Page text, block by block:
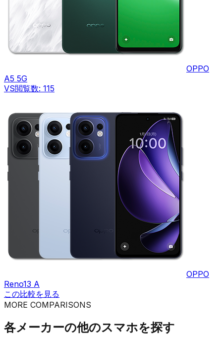
OPPO
A5 5G
VS閲覧数: 115
OPPO
Reno13 A
この比較を見る
MORE COMPARISONS
各メーカーの他のスマホを探す